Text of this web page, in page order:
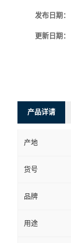
发布日期：
更新日期：
产品详请
产地
货号
品牌
用途